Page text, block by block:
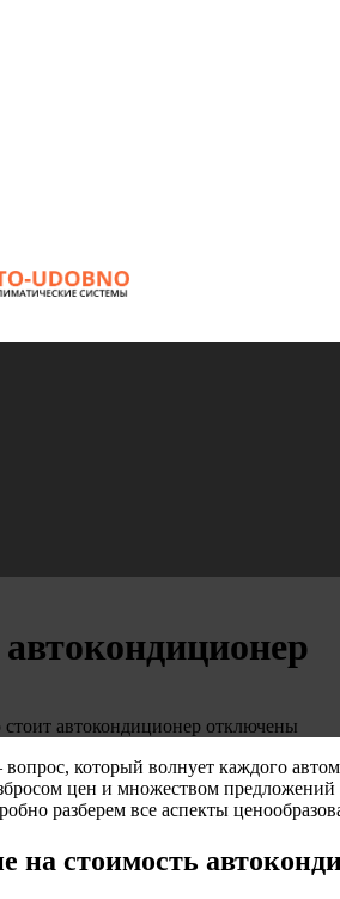
автокондиционер отключены
который волнует каждого
цен и множеством
разберем все аспекты
стоимость